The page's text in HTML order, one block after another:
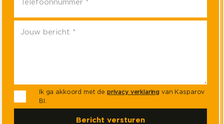
Ik ga akkoord met de privacy verklaring van Kasparov
BI.